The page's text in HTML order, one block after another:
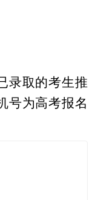
录取的考生推
号为高考报名